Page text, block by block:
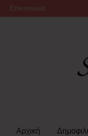
Επικοινωνία
Αρχική